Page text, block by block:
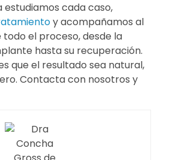
estudiamos cada caso,
y acompañamos al
el proceso, desde la
hasta su recuperación.
que el resultado sea natural,
Contacta con nosotros y